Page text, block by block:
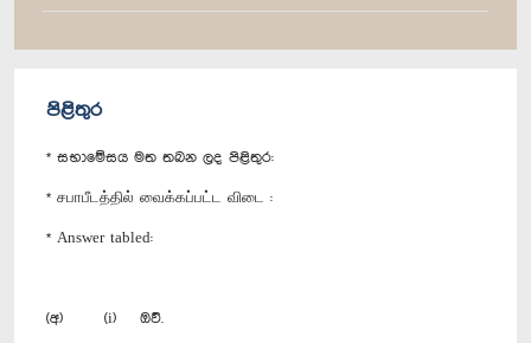
පිළිතුර
* සභාමේසය මත තබන ලද පිළිතුර:
* சபாபீடத்தில் வைக்கப்பட்ட விடை :
* Answer tabled:
(අ) (i) ඔව්.